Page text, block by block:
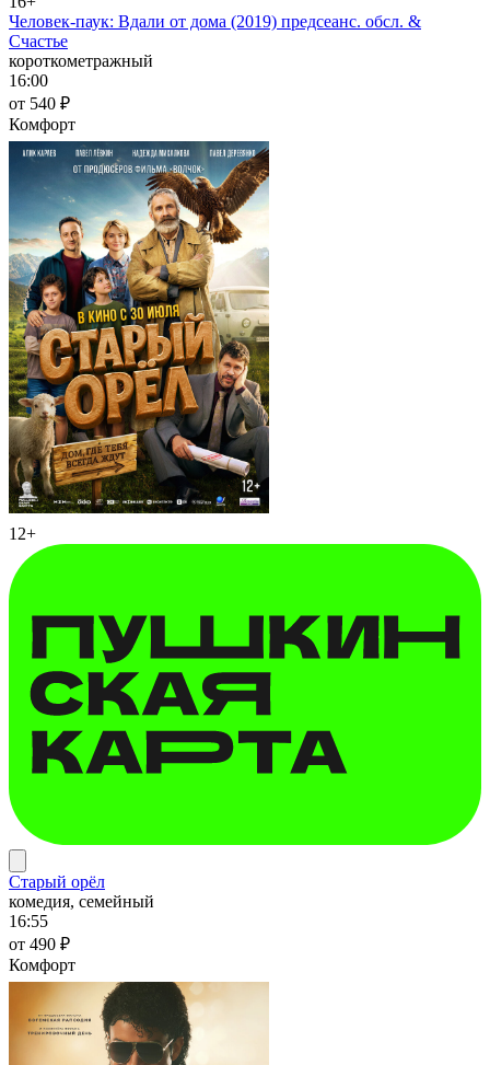
Человек-паук: Вдали от дома (2019) предсеанс. обсл. &
Счастье
короткометражный
16:00
от 540 ₽
Комфорт
12+
Старый орёл
комедия, семейный
16:55
от 490 ₽
Комфорт